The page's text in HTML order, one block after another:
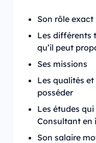
Son rôle exact
Les différents
qu’il peut
Ses missions
Les qualités
posséder
Les études
Consultant en
Son salaire